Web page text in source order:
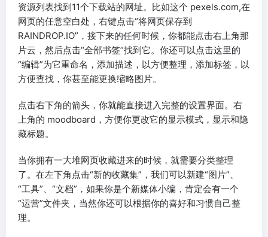
资源列表找到11个下载站的网址。比如这个 pexels.com,在
网页的任意空白处，右键点击“将网页保存到
RAINDROP.IO”，接下来的任何时候，你都能点击右上角那
片云，然后点击“全部书签”找到它。你还可以点击这里的
“编辑”为它重命名，添加描述，以方便整理，添加标签，以
方便查找，你甚至能更换缩略图片。
点击右下角的箭头，你就能直接进入完整的设置界面。右
上角的 moodboard，方便你更改它的显示模式，显示和隐
藏标题。
当你拥有一大堆网页收藏进来的时候，就需要分类整理
了。在左下角点击“新的收藏集”，我们可以新建“图片”、
“工具”、“文档”，如果你是个新媒体小编，肯定会有一个
“运营”文件夹，当然你还可以根据你的喜好和习惯自己整
理。